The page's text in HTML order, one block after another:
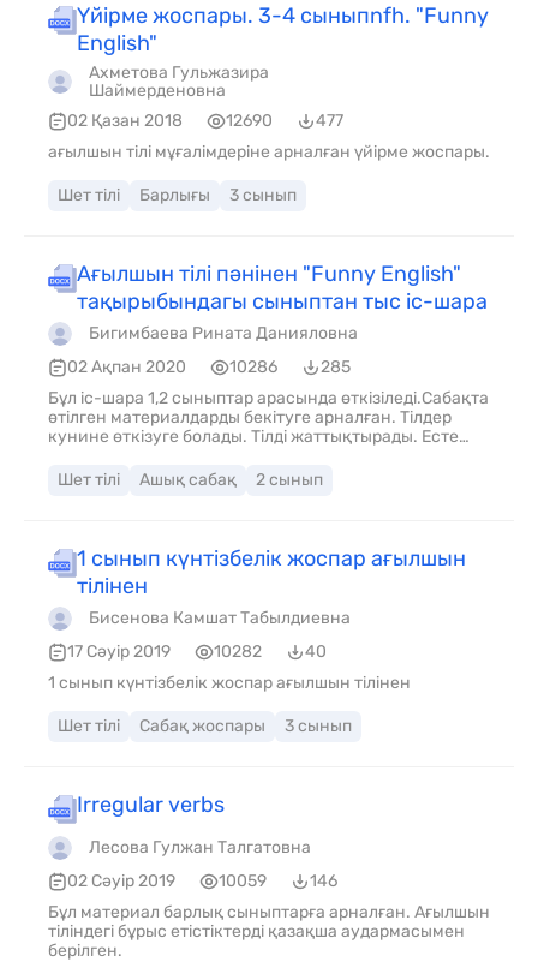
Үйірме жоспары. 3-4 сыныпnfh. "Funny
English"
Ахметова Гульжазира
Шаймерденовна
02 Қазан 2018
12690
477
ағылшын тілі мұғалімдеріне арналған үйірме жоспары.
Шет тілі Барлығы 3 сынып
Ағылшын тілі пәнінен "Funny English"
тақырыбындагы сыныптан тыс іс-шара
Бигимбаева Рината Данияловна
02 Ақпан 2020
10286
285
Бұл іс-шара 1,2 сыныптар арасында өткізіледі.Сабақта
өтілген материалдарды бекітуге арналған. Тілдер
кунине өткізуге болады. Тілді жаттықтырады. Есте
дамытады.жаңартылған бағдарламаға сай
Шет тілі Ашық сабақ 2 сынып
1 сынып күнтізбелік жоспар ағылшын
тілінен
Бисенова Камшат Табылдиевна
17 Сәуір 2019
10282
40
1 сынып күнтізбелік жоспар ағылшын тілінен
Шет тілі Сабақ жоспары 3 сынып
Irregular verbs
Лесова Гулжан Талгатовна
02 Сәуір 2019
10059
146
Бұл материал барлық сыныптарға арналған. Ағылшын
тіліндегі бұрыс етістіктерді қазақша аудармасымен
берілген.